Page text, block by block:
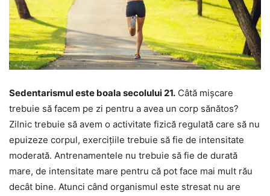
Sedentarismul este boala secolului 21. Câtă mișcare
trebuie să facem pe zi pentru a avea un corp sănătos?
Zilnic trebuie să avem o activitate fizică regulată care să nu
epuizeze corpul, exercițiile trebuie să fie de intensitate
moderată. Antrenamentele nu trebuie să fie de durată
mare, de intensitate mare pentru că pot face mai mult rău
decât bine. Atunci când organismul este stresat nu are